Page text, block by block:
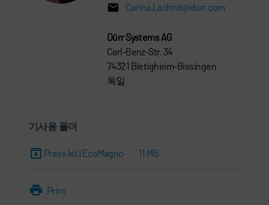
Carina.Lachnit@durr.com
Dürr Systems AG
Carl-Benz-Str. 34
74321 Bietigheim-Bissingen
독일
기사용 폴더
Press kit | EcoMagno 11 MB
Print